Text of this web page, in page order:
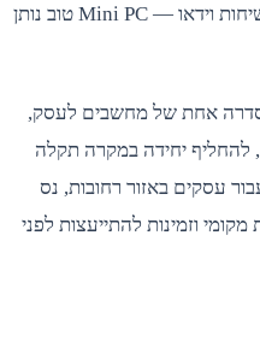
דפדפן, מערכות ERP/CRM, דואר ושיחות וידאו — Mini PC טוב נותן
אחת של מחשבים לעסק,
יחידה במקרה תקלה
באזור רחובות, נס
וזמינות להתייעצות לפני